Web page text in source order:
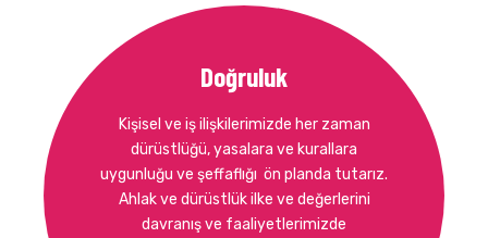
Doğruluk
Kişisel ve iş ilişkilerimizde her zaman
dürüstlüğü, yasalara ve kurallara
uygunluğu ve şeffaflığı ön planda tutarız.
Ahlak ve dürüstlük ilke ve değerlerini
davranış ve faaliyetlerimizde